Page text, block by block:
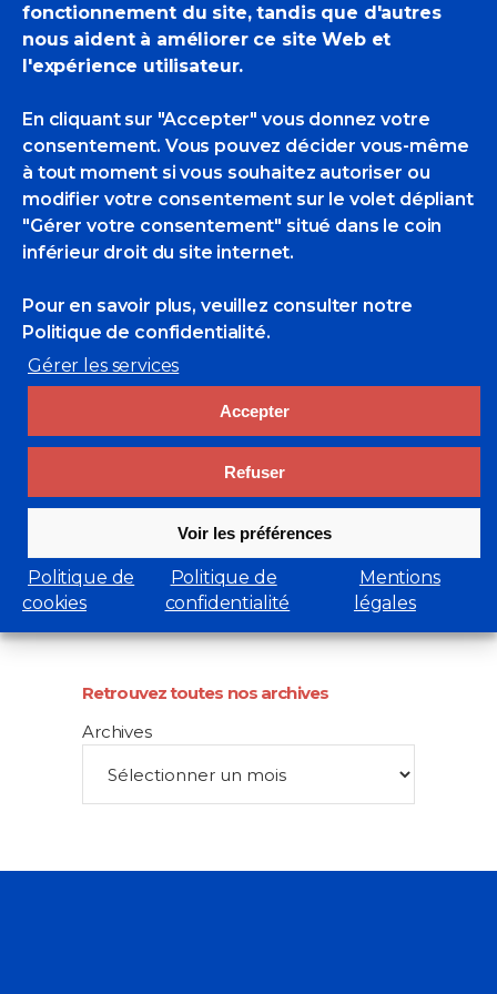
fonctionnement du site, tandis que d'autres
nous aident à améliorer ce site Web et
l'expérience utilisateur.
En cliquant sur "Accepter" vous donnez votre
consentement. Vous pouvez décider vous-même
à tout moment si vous souhaitez autoriser ou
modifier votre consentement sur le volet dépliant
"Gérer votre consentement" situé dans le coin
inférieur droit du site internet.
Pour en savoir plus, veuillez consulter notre
Politique de confidentialité.
Gérer les services
Accepter
Refuser
Voir les préférences
Politique de
cookies
Politique de
confidentialité
Mentions
légales
Jennifer.lcc@orange.fr
Expositions Collectives
Bertrand De Miollis,Olivier Desvaux
Rechercher
Search
Liens utiles
Académie de marine
Marine Nationale
Entraide Marine-Adosm
Musée de la marine
Net-Marine
Retrouvez toutes nos archives
Archives